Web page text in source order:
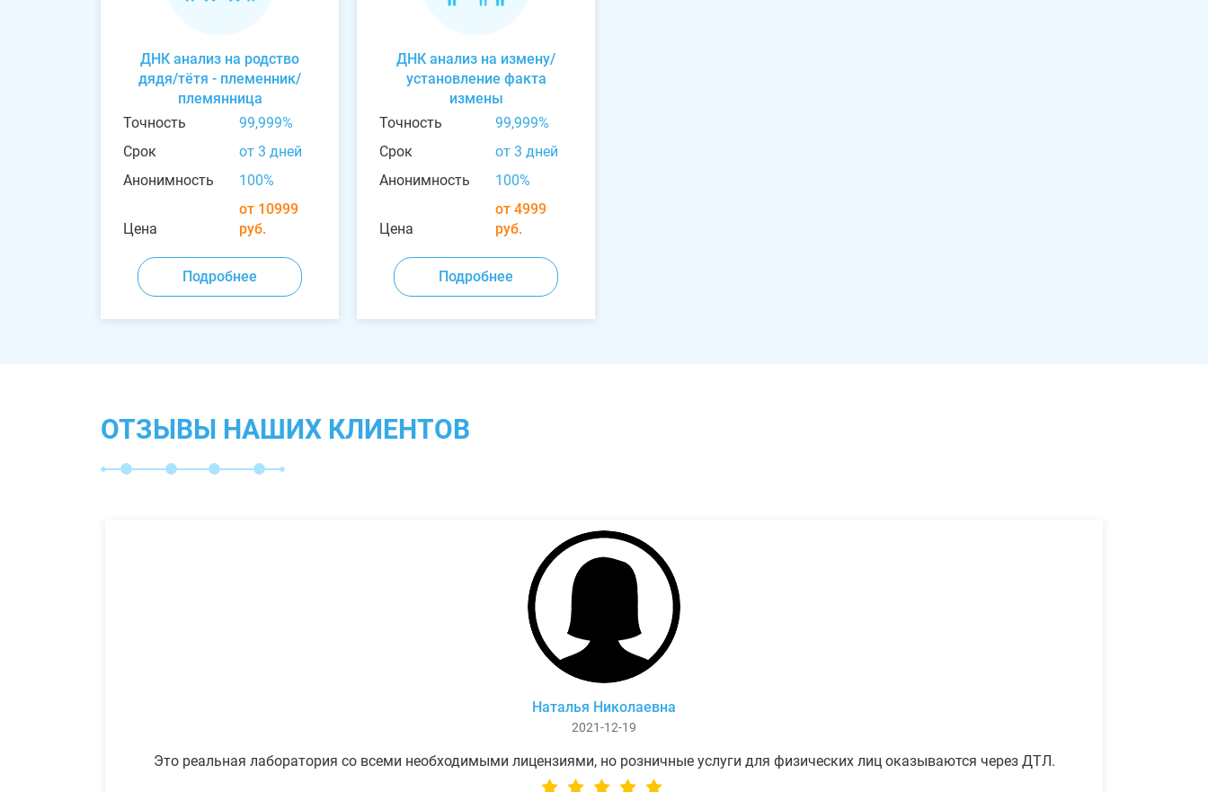
ДНК анализ на родство
дядя/тётя - племенник/
племянница
Точность
99,999%
Срок
от 3 дней
Анонимность
100%
Цена
от 10999
руб.
Подробнее
ДНК анализ на измену/
установление факта
измены
Точность
99,999%
Срок
от 3 дней
Анонимность
100%
Цена
от 4999
руб.
Подробнее
ОТЗЫВЫ НАШИХ КЛИЕНТОВ
Наталья Николаевна
2021-12-19
Это реальная лаборатория со всеми необходимыми лицензиями, но розничные услуги для физических лиц оказываются через ДТЛ.